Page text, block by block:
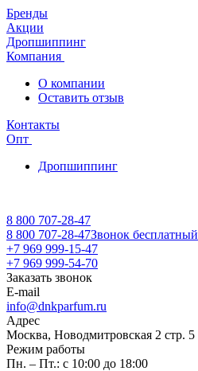
Бренды
Акции
Дропшиппинг
Компания
О компании
Оставить отзыв
Контакты
Опт
Дропшиппинг
8 800 707-28-47
8 800 707-28-47Звонок бесплатный
+7 969 999-15-47
+7 969 999-54-70
Заказать звонок
E-mail
info@dnkparfum.ru
Адрес
Москва, Новодмитровская 2 стр. 5
Режим работы
Пн. – Пт.: с 10:00 до 18:00